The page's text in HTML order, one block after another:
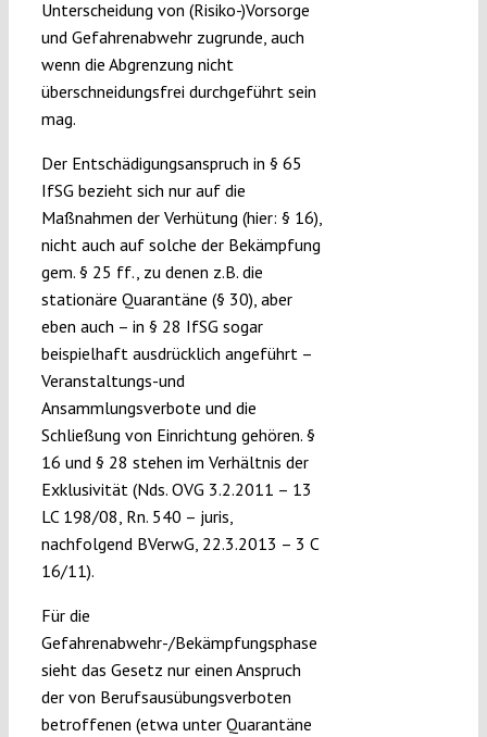
Unterscheidung von (Risiko-)Vorsorge
und Gefahrenabwehr zugrunde, auch
wenn die Abgrenzung nicht
überschneidungsfrei durchgeführt sein
mag.
Der Entschädigungsanspruch in § 65
IfSG bezieht sich nur auf die
Maßnahmen der Verhütung (hier: § 16),
nicht auch auf solche der Bekämpfung
gem. § 25 ff., zu denen z.B. die
stationäre Quarantäne (§ 30), aber
eben auch – in § 28 IfSG sogar
beispielhaft ausdrücklich angeführt –
Veranstaltungs-und
Ansammlungsverbote und die
Schließung von Einrichtung gehören. §
16 und § 28 stehen im Verhältnis der
Exklusivität (Nds. OVG 3.2.2011 – 13
LC 198/08, Rn. 540 – juris,
nachfolgend BVerwG, 22.3.2013 – 3 C
16/11).
Für die
Gefahrenabwehr-/Bekämpfungsphase
sieht das Gesetz nur einen Anspruch
der von Berufsausübungsverboten
betroffenen (etwa unter Quarantäne